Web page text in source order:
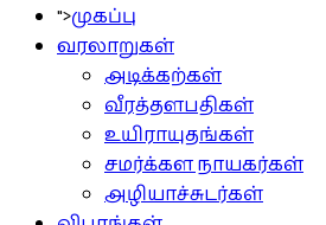
">முகப்பு
வரலாறுகள்
அடிக்கற்கள்
வீரத்தளபதிகள்
உயிராயுதங்கள்
சமர்க்கள நாயகர்கள்
அழியாச்சுடர்கள்